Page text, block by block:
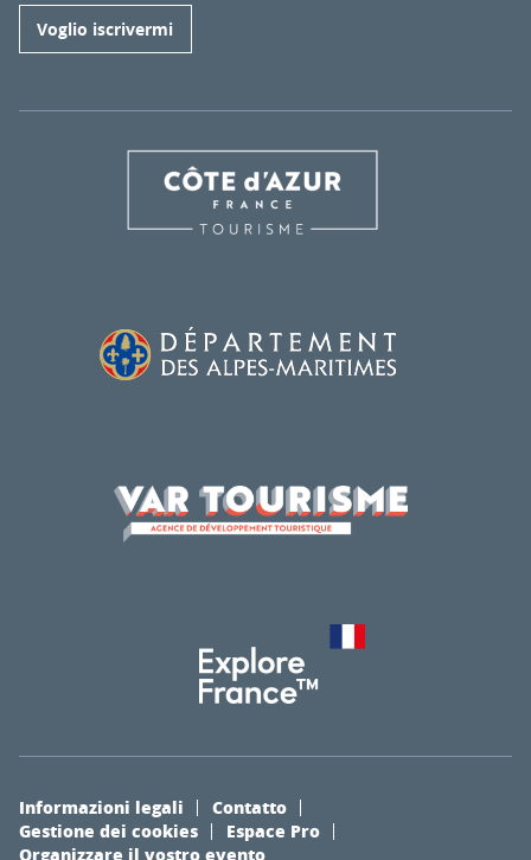
Voglio iscrivermi
Informazioni legali
Contatto
Gestione dei cookies
Espace Pro
Organizzare il vostro evento